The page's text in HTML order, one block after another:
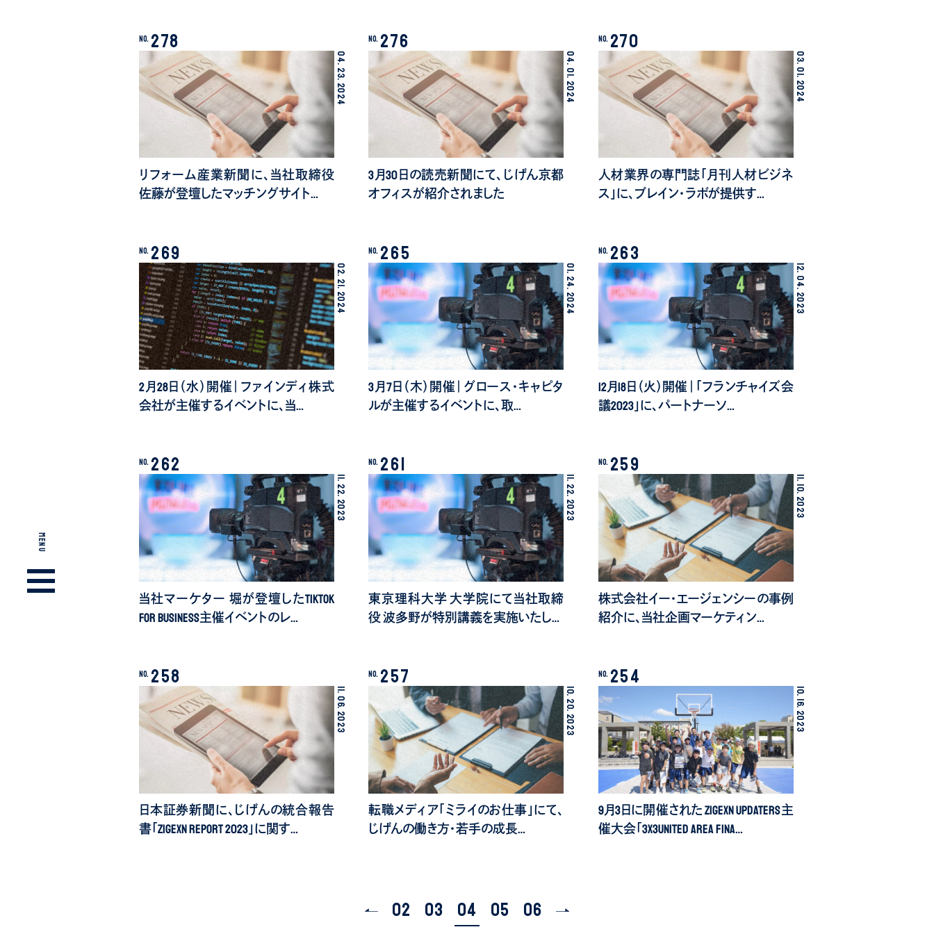
MENU
No. 278
04.
23.
2024
リフォーム産業新聞に、当社取締役
佐藤が登壇したマッチングサイト…
No. 276
04.
01.
2024
3月30日の読売新聞にて、じげん京都
オフィスが紹介されました
No. 270
03.
01.
2024
人材業界の専門誌「月刊人材ビジネ
ス」に、ブレイン・ラボが提供す…
No. 269
02.
21.
2024
2月28日（水）開催｜ファインディ株式
会社が主催するイベントに、当…
No. 265
01.
24.
2024
3月7日（木）開催｜グロース・キャピタ
ルが主催するイベントに、取…
No. 263
12.
04.
2023
12月18日（火）開催｜「フランチャイズ会
議2023」に、パートナーソ…
No. 262
11.
22.
2023
当社マーケター 堀が登壇したTikTok
for Business主催イベントのレ…
No. 261
11.
22.
2023
東京理科大学 大学院にて当社取締
役 波多野が特別講義を実施いたし…
No. 259
11.
10.
2023
株式会社イー・エージェンシーの事例
紹介に、当社企画マーケティン…
No. 258
11.
06.
2023
日本証券新聞に、じげんの統合報告
書「ZIGExN REPORT 2023」に関す…
No. 257
10.
20.
2023
転職メディア「ミライのお仕事」にて、
じげんの働き方・若手の成長…
No. 254
10.
16.
2023
9月3日に開催された ZIGExN UPDATERS主
催大会「3x3UNITED Area Fina…
02 03 04 05 06